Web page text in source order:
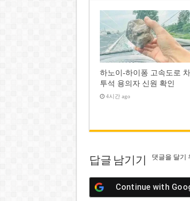
하노이-하이퐁 고속도로
투석 용의자 신원 확인
4시간 ago
답글 남기기 댓글을 달기
Continue with